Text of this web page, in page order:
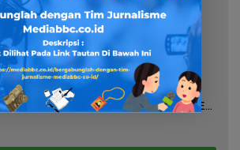
Agustus 7, 2026
Selamatkan Lahan Pertanian Brebes
dari Banjir, Kemendagri Dorong
Program FMNJP
Agustus 6, 2026
PT TDM Diduga Mobilisasi Ratusan
Massa untuk Halangi Aksi Damai, POSE